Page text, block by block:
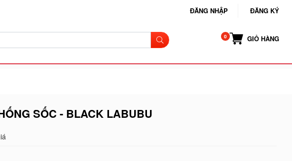
ĐĂNG NHẬP ĐĂNG KÝ
GIỎ HÀNG
SỐC - BLACK LABUBU